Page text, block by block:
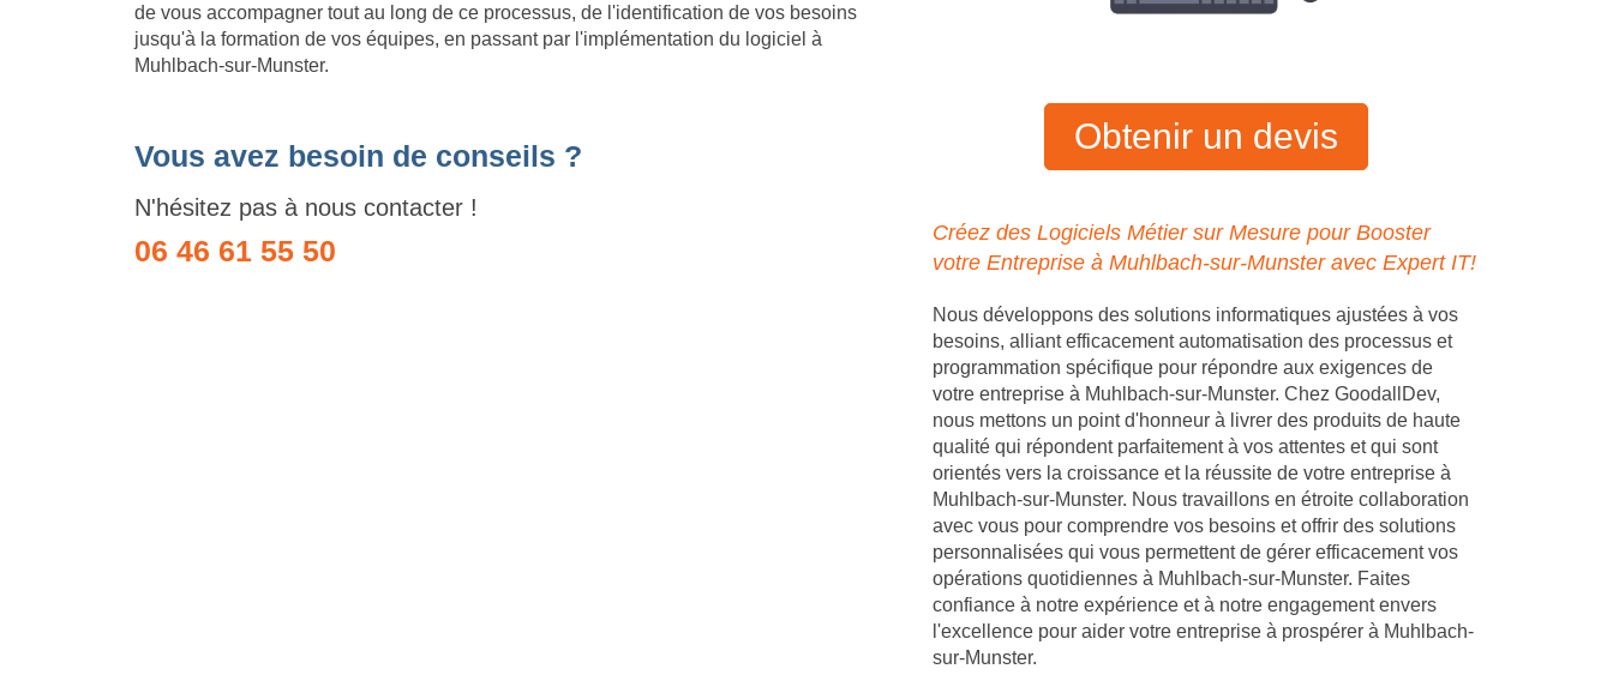
de vous accompagner tout au long de ce processus, de l'identification de vos besoins
jusqu'à la formation de vos équipes, en passant par l'implémentation du logiciel à
Muhlbach-sur-Munster.
Vous avez besoin de conseils ?
N'hésitez pas à nous contacter !
06 46 61 55 50
Obtenir un devis
Créez des Logiciels Métier sur Mesure pour Booster
votre Entreprise à Muhlbach-sur-Munster avec Expert IT!
Nous développons des solutions informatiques ajustées à vos
besoins, alliant efficacement automatisation des processus et
programmation spécifique pour répondre aux exigences de
votre entreprise à Muhlbach-sur-Munster. Chez GoodallDev,
nous mettons un point d'honneur à livrer des produits de haute
qualité qui répondent parfaitement à vos attentes et qui sont
orientés vers la croissance et la réussite de votre entreprise à
Muhlbach-sur-Munster. Nous travaillons en étroite collaboration
avec vous pour comprendre vos besoins et offrir des solutions
personnalisées qui vous permettent de gérer efficacement vos
opérations quotidiennes à Muhlbach-sur-Munster. Faites
confiance à notre expérience et à notre engagement envers
l'excellence pour aider votre entreprise à prospérer à Muhlbach-
sur-Munster.